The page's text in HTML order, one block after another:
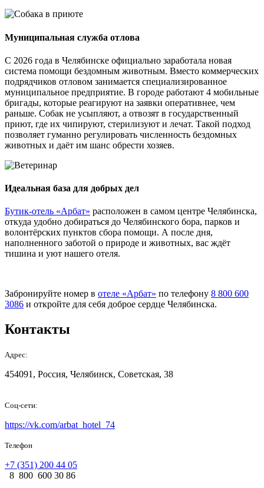
Муниципальная служба отлова
С 2026 года в Челябинске официально заработала новая
система помощи бездомным животным. Вместо коммерческих
подрядчиков отловом занимается специализированное
муниципальное предприятие. В городе работают 4 мобильные
бригады, которые реагируют на заявки оперативнее, чем
раньше. Собак не усыпляют, а отвозят в государственный
приют, где их чипируют, стерилизуют и лечат. Такой подход
позволяет гуманно регулировать численность бездомных
животных и даёт им шанс обрести хозяев.
Идеальная база для добрых дел
Бутик-отель «Арбат» расположен в самом центре Челябинска,
откуда удобно добираться до Челябинского бора, парков и
волонтёрских пунктов сбора помощи. А после дня,
наполненного заботой о природе и животных, вас ждёт
тишина и уют нашего отеля.
Забронируйте номер в отеле «Арбат» по телефону 8 800 600
3086 и откройте для себя доброе сердце Челябинска.
Контакты
Адрес:
454091, Россия, Челябинск, Советская, 38
Соц-сети:
https://vk.com/arbat_hotel_74
Телефон
+7 (351) 200 44 05
8 800 600 30 86